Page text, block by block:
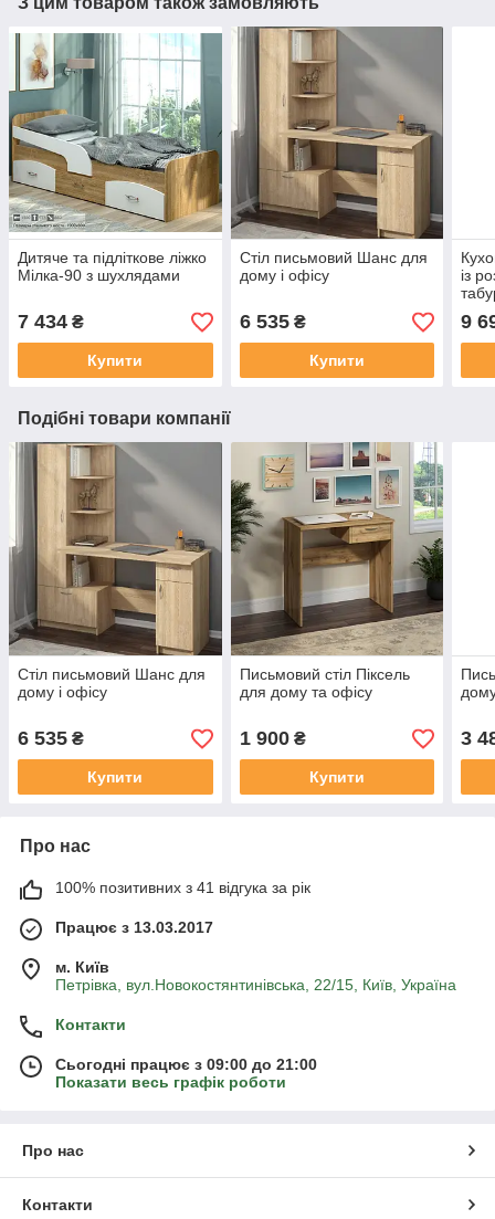
Дитяче та підліткове ліжко
Мілка-90 з шухлядами
7 434 ₴
Купити
Стіл письмовий Шанс для
дому і офісу
6 535₴
Купити
із
9
Подібні товари компанії
Стіл письмовий Шанс для
дому і офісу
6 535 ₴
Купити
Письмовий стіл Піксель
для дому та офісу
1 900₴
Купити
3
Про нас
100% позитивних з 41 відгука за рік
Працює з 13.03.2017
м. Київ
Петрівка, вул.Новокостянтинівська, 22/15, Київ, Україна
Контакти
Сьогодні працює з 09:00 до 21:00
Показати весь графік роботи
Про нас
Контакти